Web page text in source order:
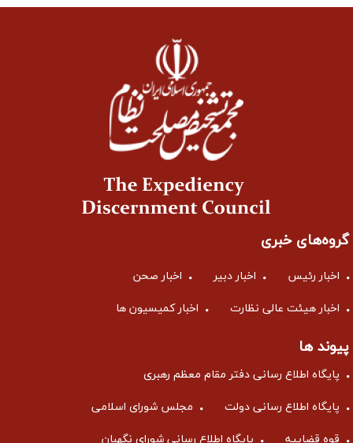
گروه‌های خبری
اخبار رئیس اخبار دبیر اخبار صحن
اخبار هیئت عالی نظارت اخبار کمیسیون ها
پیوند ها
پایگاه اطلاع رسانی دفتر مقام معظم رهبری
پایگاه اطلاع رسانی دولت مجلس شورای اسلامی
قوه قضاییه پایگاه اطلاع رسانی شورای نگهبان